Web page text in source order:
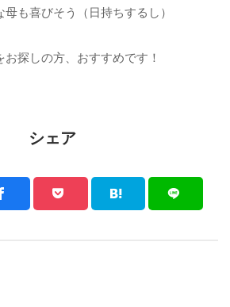
も喜びそう（日持ちするし）
探しの方、おすすめです！
シェア